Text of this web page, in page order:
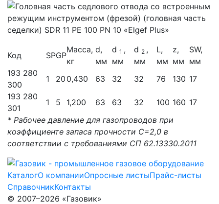
Код SPGP
Масса,
кг
d,
мм
d 1 ,
мм
d 2 ,
мм
L,
мм
z,
мм
SW,
мм
193 280
300
1 20 0,430 63 32 32 76 130 17
193 280
301
1 5 1,200 63 63 32 100 160 17
* Рабочее давление для газопроводов при
коэффициенте запаса прочности С=2,0 в
соответствии с требованиями СП 62.13330.2011
КаталогО компанииОпросные листыПрайс-листы
СправочникКонтакты
© 2007–2026 «Газовик»